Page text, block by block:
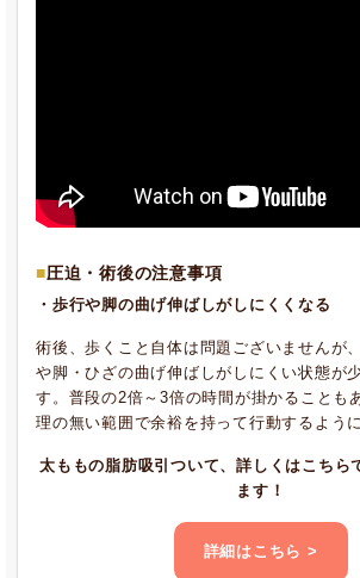
圧迫・術後の注意事項
・歩行や脚の曲げ伸ばしがしにくくなる
術後、歩くこと自体は問題ございませんが
や脚・ひざの曲げ伸ばしがしにくい状態が
す。普段の2倍～3倍の時間が掛かることも
理の無い範囲で余裕を持って行動するよう
太ももの脂肪吸引ついて、詳しくはこちら
ます！
詳細はこちら >